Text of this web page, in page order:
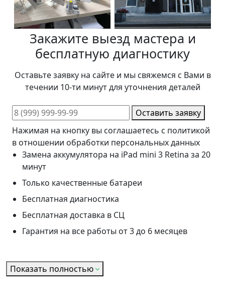
Закажите выезд мастера и
бесплатную диагностику
Оставьте заявку на сайте и мы свяжемся с Вами в
течении 10-ти минут для уточнения деталей
Оставить заявку
Нажимая на кнопку вы соглашаетесь с политикой
в отношении обработки персональных данных
Замена аккумулятора на iPad mini 3 Retina за 20
минут
Только качественные батареи
Бесплатная диагностика
Бесплатная доставка в СЦ
Гарантия на все работы от 3 до 6 месяцев
Показать полностью